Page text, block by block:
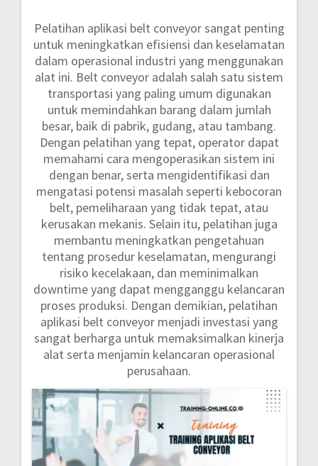
Pelatihan aplikasi belt conveyor sangat penting
untuk meningkatkan efisiensi dan keselamatan
dalam operasional industri yang menggunakan
alat ini. Belt conveyor adalah salah satu sistem
transportasi yang paling umum digunakan
untuk memindahkan barang dalam jumlah
besar, baik di pabrik, gudang, atau tambang.
Dengan pelatihan yang tepat, operator dapat
memahami cara mengoperasikan sistem ini
dengan benar, serta mengidentifikasi dan
mengatasi potensi masalah seperti kebocoran
belt, pemeliharaan yang tidak tepat, atau
kerusakan mekanis. Selain itu, pelatihan juga
membantu meningkatkan pengetahuan
tentang prosedur keselamatan, mengurangi
risiko kecelakaan, dan meminimalkan
downtime yang dapat mengganggu kelancaran
proses produksi. Dengan demikian, pelatihan
aplikasi belt conveyor menjadi investasi yang
sangat berharga untuk memaksimalkan kinerja
alat serta menjamin kelancaran operasional
perusahaan.